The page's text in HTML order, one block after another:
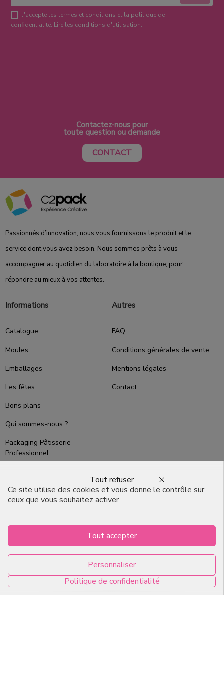
J'accepte les termes et conditions et la politique de
confidentialité. Lire les conditions d'utilisation.
Contactez-nous pour
toute question ou demande
CONTACT
Passionnés d’innovation, nous vous fournissons le produit et le
service dont vous avez besoin. Nous sommes prêts à vous
accompagner au quotidien du laboratoire à la boutique, pour
répondre au mieux à vos attentes.
Informations
Catalogue
Moules
Emballages
Les fêtes
Bons plans
Qui sommes-nous ?
Packaging Pâtisserie
Professionnel
English
Autres
FAQ
Conditions générales de vente
Mentions légales
Contact
Infos pratiques
7, RUE DU 19 MARS 1962
ZI DE DIJON
Ce site utilise des cookies et vous donne le contrôle sur
ceux que vous souhaitez activer
Tout accepter
Tout refuser
Personnaliser
Politique de confidentialité